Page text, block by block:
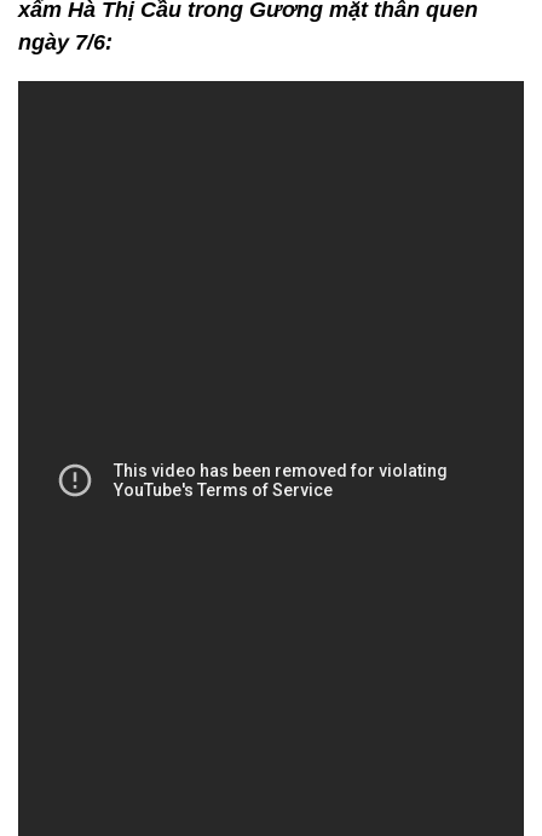
xẩm Hà Thị Cầu trong Gương mặt thân quen
ngày 7/6: